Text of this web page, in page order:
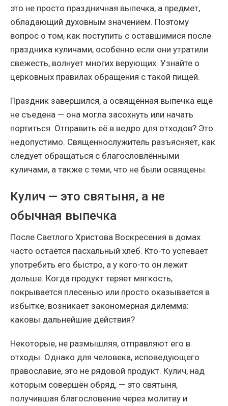
это не просто праздничная выпечка, а предмет,
обладающий духовным значением. Поэтому
вопрос о том, как поступить с оставшимися после
праздника куличами, особенно если они утратили
свежесть, волнует многих верующих. Узнайте о
церковных правилах обращения с такой пищей.
Праздник завершился, а освящённая выпечка ещё
не съедена — она могла засохнуть или начать
портиться. Отправить её в ведро для отходов? Это
недопустимо. Священнослужитель разъясняет, как
следует обращаться с благословлёнными
куличами, а также с теми, что не были освящены.
Кулич — это святыня, а не
обычная выпечка
После Светлого Христова Воскресения в домах
часто остаётся пасхальный хлеб. Кто-то успевает
употребить его быстро, а у кого-то он лежит
дольше. Когда продукт теряет мягкость,
покрывается плесенью или просто оказывается в
избытке, возникает закономерная дилемма:
каковы дальнейшие действия?
Некоторые, не размышляя, отправляют его в
отходы. Однако для человека, исповедующего
православие, это не рядовой продукт. Кулич, над
которым совершён обряд, — это святыня,
получившая благословение через молитву и